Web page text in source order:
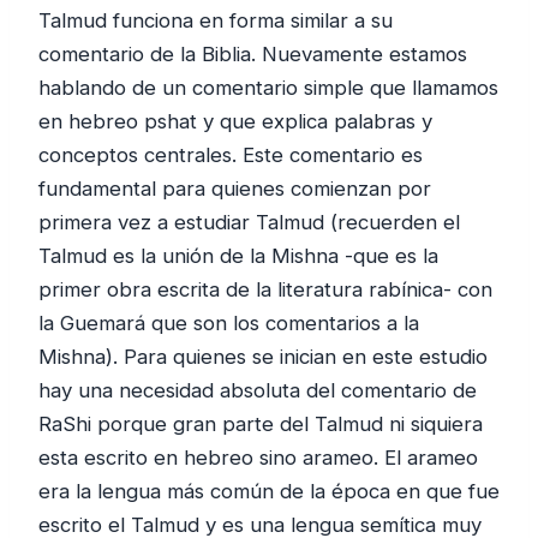
Talmud funciona en forma similar a su
comentario de la Biblia. Nuevamente estamos
hablando de un comentario simple que llamamos
en hebreo pshat y que explica palabras y
conceptos centrales. Este comentario es
fundamental para quienes comienzan por
primera vez a estudiar Talmud (recuerden el
Talmud es la unión de la Mishna -que es la
primer obra escrita de la literatura rabínica- con
la Guemará que son los comentarios a la
Mishna). Para quienes se inician en este estudio
hay una necesidad absoluta del comentario de
RaShi porque gran parte del Talmud ni siquiera
esta escrito en hebreo sino arameo. El arameo
era la lengua más común de la época en que fue
escrito el Talmud y es una lengua semítica muy